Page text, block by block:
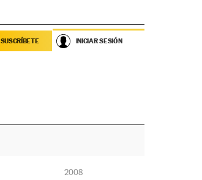
SUSCRÍBETE INICIAR SESIÓN
2008